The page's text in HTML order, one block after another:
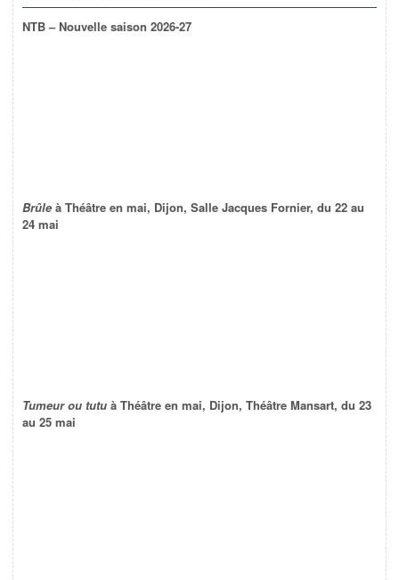
NTB – Nouvelle saison 2026-27
Brûle à Théâtre en mai, Dijon, Salle Jacques Fornier, du 22 au
24 mai
Tumeur ou tutu à Théâtre en mai, Dijon, Théâtre Mansart, du 23
au 25 mai